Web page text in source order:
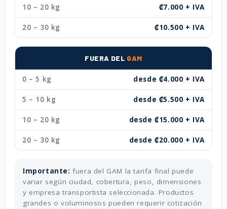
10 – 20 kg ₡7.000 + IVA
20 – 30 kg ₡10.500 + IVA
FUERA DEL GAM
0 – 5 kg desde ₡4.000 + IVA
5 – 10 kg desde ₡5.500 + IVA
10 – 20 kg desde ₡15.000 + IVA
20 – 30 kg desde ₡20.000 + IVA
Importante: fuera del GAM la tarifa final puede
variar según ciudad, cobertura, peso, dimensiones
y empresa transportista seleccionada. Productos
grandes o voluminosos pueden requerir cotización